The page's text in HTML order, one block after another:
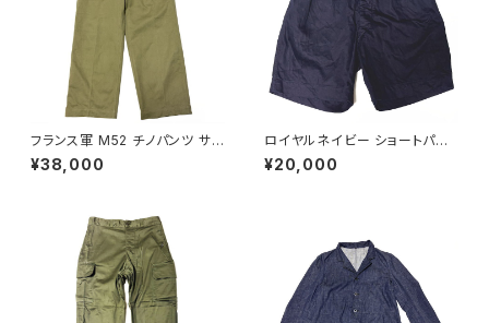
フランス軍 M52 チノパンツ サイ
ズ 22 初期モデル French Arm
y Chino Pants M45/52 Earl
¥38,000
ロイヤルネイビー ショートパン
ツ Royal Navy Shorts Blue
Drill Tropical N P
¥20,000